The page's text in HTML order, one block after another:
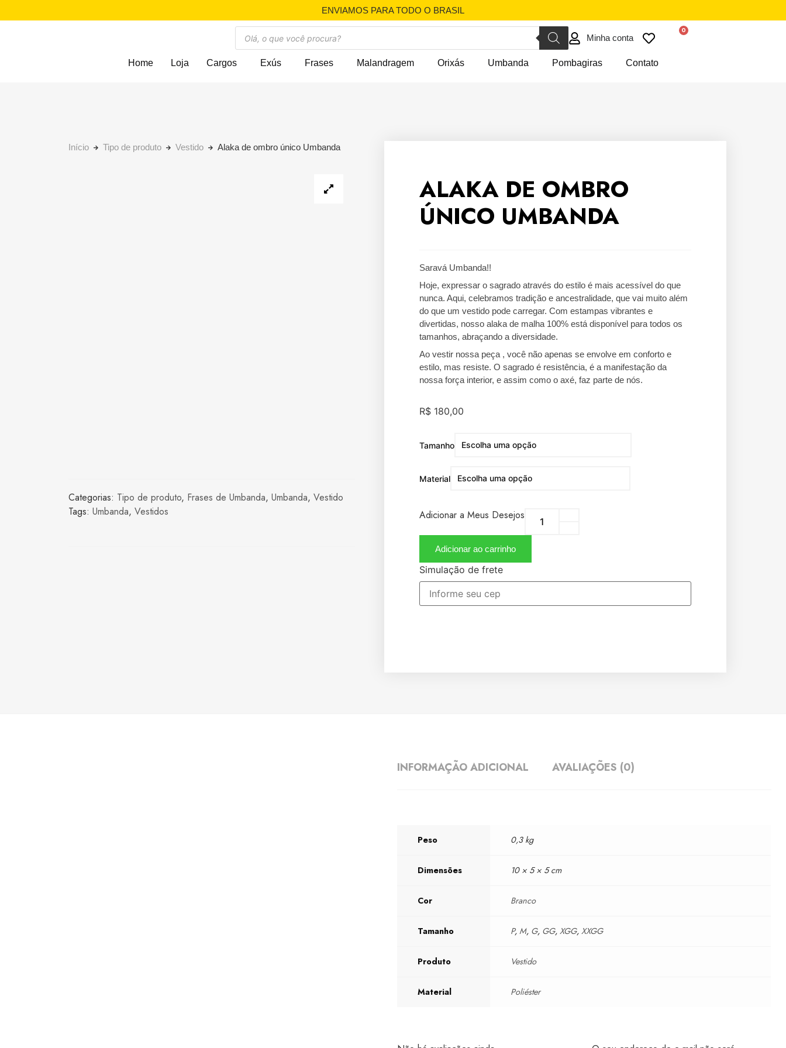
ENVIAMOS PARA TODO O BRASIL
Minha conta
Home Loja Cargos Exús Frases Malandragem Orixás Umbanda Pombagiras Contato
Início Tipo de produto Vestido Alaka de ombro único Umbanda
Categorias: Tipo de produto, Frases de Umbanda, Umbanda, Vestido
Tags: Umbanda, Vestidos
ALAKA DE OMBRO
ÚNICO UMBANDA
Saravá Umbanda!!
Hoje, expressar o sagrado através do estilo é mais acessível do que
nunca. Aqui, celebramos tradição e ancestralidade, que vai muito além
do que um vestido pode carregar. Com estampas vibrantes e
divertidas, nosso alaka de malha 100% está disponível para todos os
tamanhos, abraçando a diversidade.
Ao vestir nossa peça , você não apenas se envolve em conforto e
estilo, mas resiste. O sagrado é resistência, é a manifestação da
nossa força interior, e assim como o axé, faz parte de nós.
R$ 180,00
Tamanho
Material
Adicionar ao carrinho
Adicionar a Meus Desejos
Simulação de frete
INFORMAÇÃO ADICIONAL AVALIAÇÕES (0)
Peso 0,3 kg
Dimensões 10 × 5 × 5 cm
Cor Branco
Tamanho P,M, G, GG,XGG,XXGG
Produto Vestido
Material Poliéster